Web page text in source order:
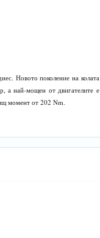
Новото поколение на колата
а най-мощен от двигателите е
момент от 202 Nm.